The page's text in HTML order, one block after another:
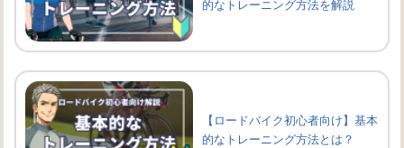
的なトレーニング方法を解説
【ロードバイク初心者向け】基本
的なトレーニング方法とは？